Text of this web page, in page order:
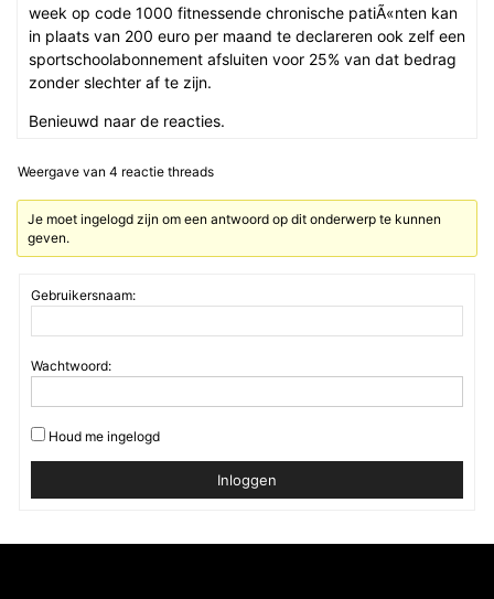
week op code 1000 fitnessende chronische patiÃ«nten kan
in plaats van 200 euro per maand te declareren ook zelf een
sportschoolabonnement afsluiten voor 25% van dat bedrag
zonder slechter af te zijn.
Benieuwd naar de reacties.
Weergave van 4 reactie threads
Je moet ingelogd zijn om een antwoord op dit onderwerp te kunnen
geven.
Gebruikersnaam:
Wachtwoord:
Houd me ingelogd
Inloggen